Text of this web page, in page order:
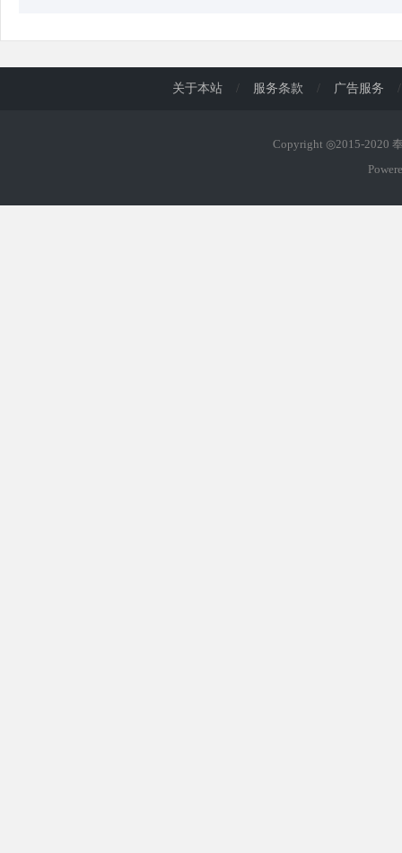
关于本站 / 服务条款 / 广告服务 /
Copyright ◎2015-2020